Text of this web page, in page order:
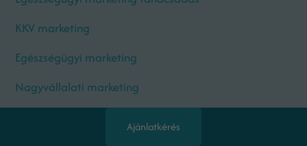
KKV marketing
Egészségügyi marketing
Nagyvállalati marketing
DOLGOZZUNK EGYÜTT
Ajánlatkérés